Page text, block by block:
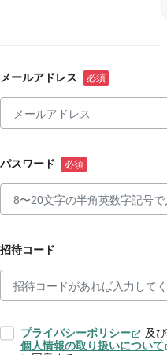
メールアドレス
パスワード
招待コード
プライバシーポリシー 及び
個人情報の取り扱いについて